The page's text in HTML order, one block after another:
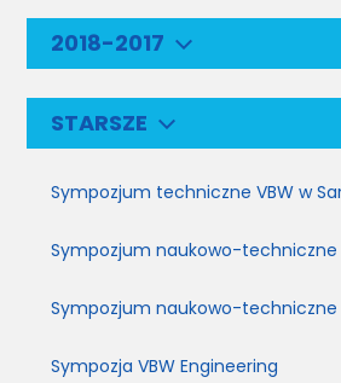
2018-2017
STARSZE
Sympozjum techniczne VBW w
Sympozjum naukowo-techniczne
Sympozjum naukowo-techniczne
Sympozja VBW Engineering